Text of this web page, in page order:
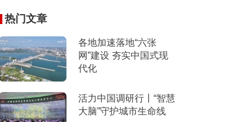
热门文章
各地加速落地“六张
网”建设 夯实中国式现
代化
活力中国调研行丨“智慧
大脑”守护城市生命线